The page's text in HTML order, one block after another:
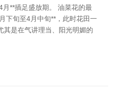
**插足盛放期。 油菜花的最
下旬至4月中旬**，此时花田一
其是在气讲理当、阳光明媚的